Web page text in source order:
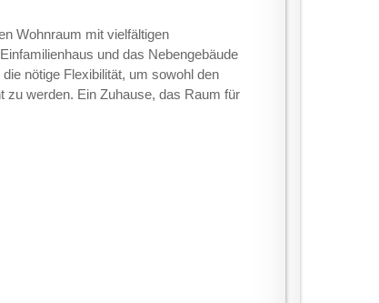
Wohnraum mit vielfältigen
und das Nebengebäude
nötige Flexibilität, um sowohl den
zu werden. Ein Zuhause, das Raum für